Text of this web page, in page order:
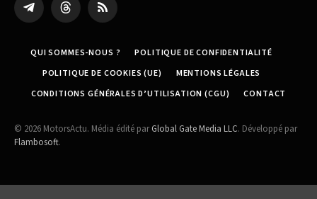
Partager
sur
Threads RSS
QUI SOMMES-NOUS ?
POLITIQUE DE CONFIDENTIALITÉ
POLITIQUE DE COOKIES (UE)
MENTIONS LÉGALES
CONDITIONS GÉNÉRALES D’UTILISATION (CGU)
CONTACT
© 2026 MotorsActu. Média édité parGlobal Gate Media LLC. Développé par
Flambosoft.